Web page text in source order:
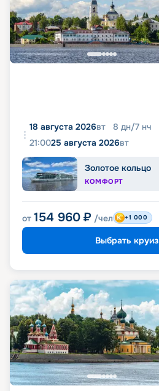
18 августа 2026вт 8 дн/7 нч
21:0025 августа 2026вт
Золотое кольцо
КОМФОРТ
от 154 960 ₽ /чел +1 000
Выбрать круиз